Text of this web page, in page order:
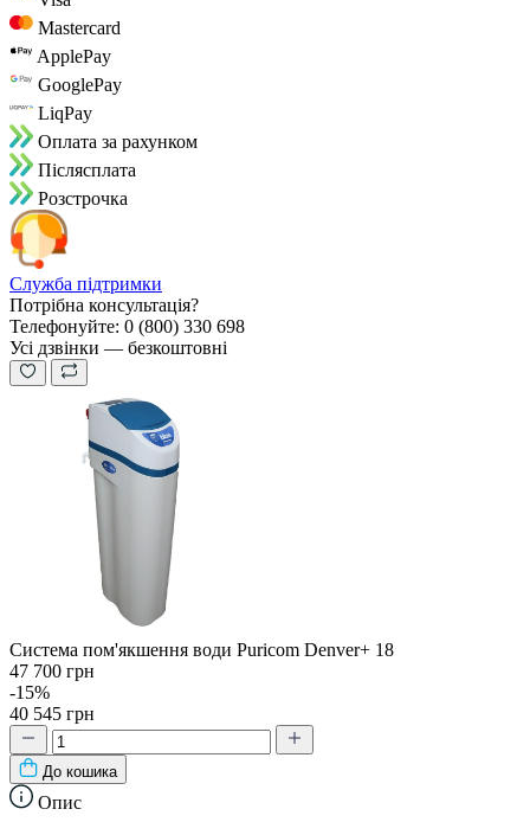
Mastercard
ApplePay
GooglePay
LiqPay
Оплата за рахунком
Пiслясплата
Розстрочка
Служба підтримки
Потрібна консультація?
Телефонуйте: 0 (800) 330 698
Усі дзвінки — безкоштовні
Система пом'якшення води Puricom Denver+ 18
47 700 грн
-15%
40 545 грн
До кошика
Опис